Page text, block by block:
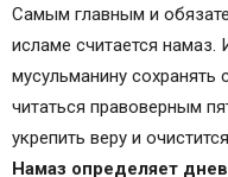
Обсуждения
Мусульманские
96 сообщений
Молитвы (догалар)
Татарские молитвы
Читать татарскую
Самым главным и
исламе считается
мусульманину
читаться правоверным
укрепить веру и
Намаз определяет